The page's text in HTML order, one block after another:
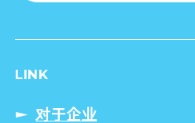
LINK
对于企业